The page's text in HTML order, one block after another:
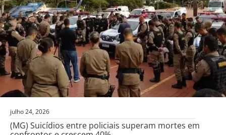
julho 24, 2026
(MG) Suicídios entre policiais superam mortes em